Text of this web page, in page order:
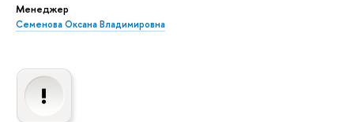
Менеджер
Семенова Оксана Владимировна